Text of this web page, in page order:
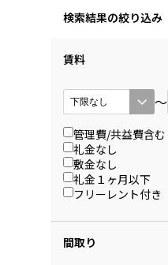
検索結果の絞り込み
賃料
〜
管理費/共益費含む
礼金なし
敷金なし
礼金１ヶ月以下
フリーレント付き
間取り